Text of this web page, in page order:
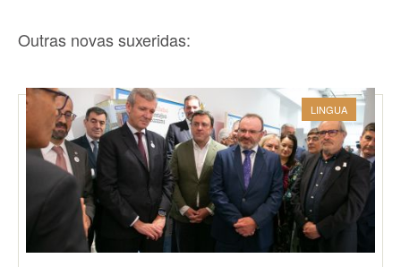
Outras novas suxeridas:
LINGUA